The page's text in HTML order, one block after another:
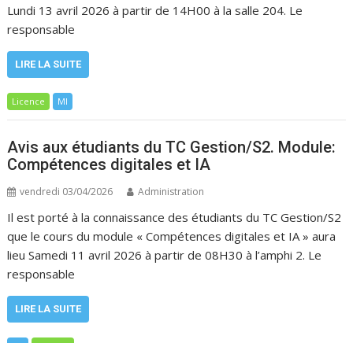
Lundi 13 avril 2026 à partir de 14H00 à la salle 204. Le
responsable
LIRE LA SUITE
Licence MI
Avis aux étudiants du TC Gestion/S2. Module:
Compétences digitales et IA
vendredi 03/04/2026 Administration
Il est porté à la connaissance des étudiants du TC Gestion/S2
que le cours du module « Compétences digitales et IA » aura
lieu Samedi 11 avril 2026 à partir de 08H30 à l’amphi 2. Le
responsable
LIRE LA SUITE